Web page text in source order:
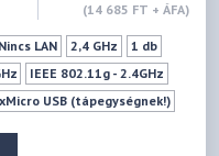
(14 685 FT + ÁFA)
Nincs LAN 2,4 GHz
1 db
IEEE 802.11g - 2.4GHz
USB (tápegységnek!)